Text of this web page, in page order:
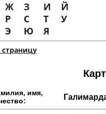
Ж З И
Й
Р С Т
У
Э Ю Я
имя,